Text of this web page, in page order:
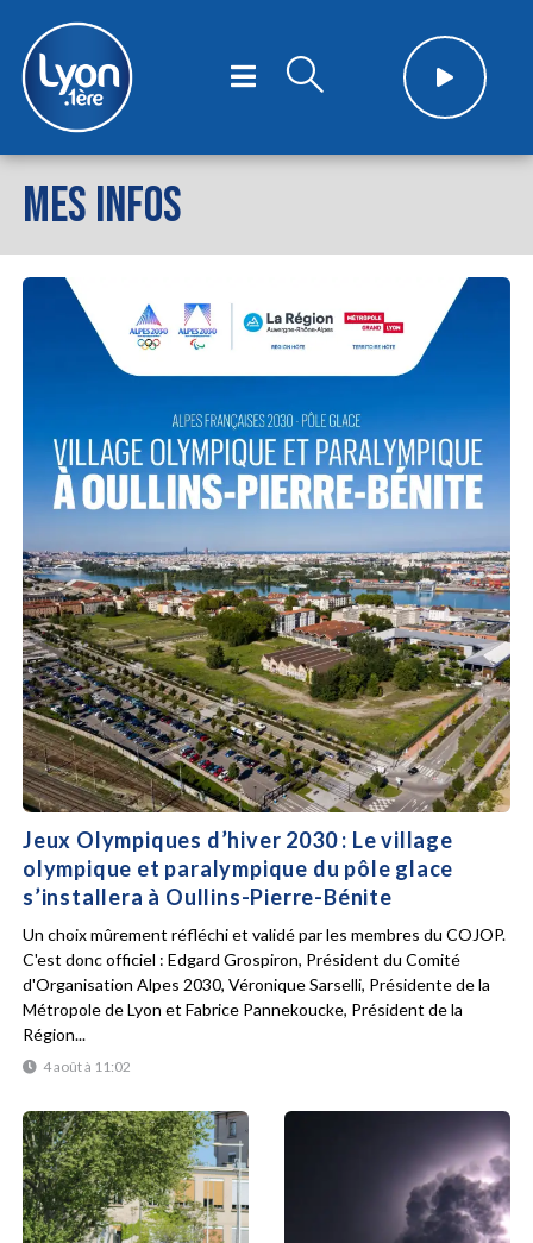
MES INFOS
Jeux Olympiques d’hiver 2030 : Le village
olympique et paralympique du pôle glace
s’installera à Oullins-Pierre-Bénite
4 août à 11:02
Un choix mûrement réfléchi et validé par les membres du COJOP.
C'est donc officiel : Edgard Grospiron, Président du Comité
d'Organisation Alpes 2030, Véronique Sarselli, Présidente de la
Métropole de Lyon et Fabrice Pannekoucke, Président de la
Région...